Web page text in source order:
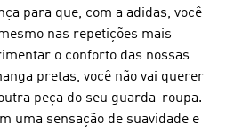
para que, com a adidas, você
nas repetições mais
o conforto das nossas
pretas, você não vai querer
peça do seu guarda-roupa.
uma sensação de suavidade e